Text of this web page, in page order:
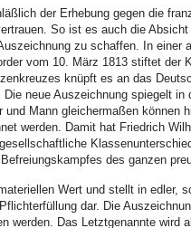
Login
der Erhebung gegen die
So ist es auch die
zu schaffen. In einer
vom 10. März 1813 stiftet der
knüpft es an das
neue Auszeichnung spiegelt in
Mann gleichermaßen können
werden. Damit hat Friedrich
des ganzen
Wert und stellt in edler,
dar. Die
werden. Das Letztgenannte wird